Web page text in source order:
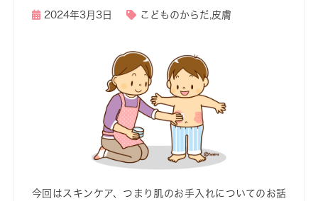
2024年3月3日 こどものからだ ,皮膚
今回はスキンケア、つまり肌のお手入れについてのお話